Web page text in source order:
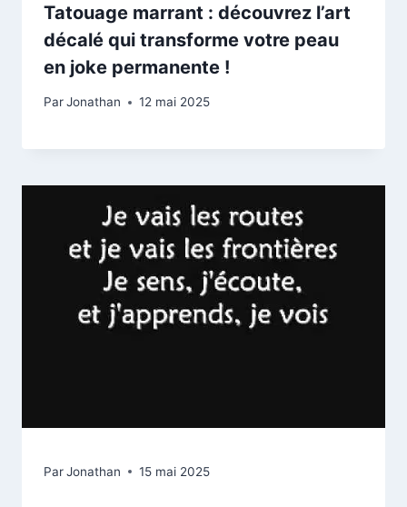
Tatouage marrant : découvrez l’art
décalé qui transforme votre peau
en joke permanente !
ParJonathan 12 mai 2025
ParJonathan 15 mai 2025